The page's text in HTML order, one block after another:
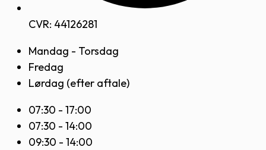
CVR: 44126281
Mandag - Torsdag
Fredag
Lørdag (efter aftale)
07:30 - 17:00
07:30 - 14:00
09:30 - 14:00